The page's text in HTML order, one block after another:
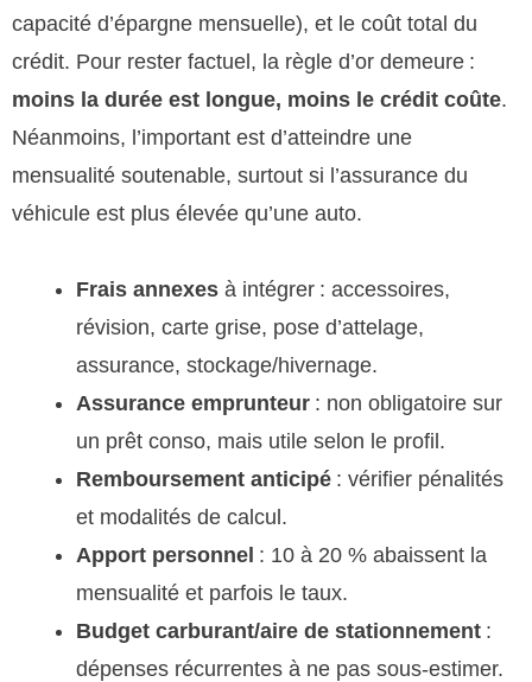
capacité d’épargne mensuelle), et le coût total du
crédit. Pour rester factuel, la règle d’or demeure :
moins la durée est longue, moins le crédit coûte.
Néanmoins, l’important est d’atteindre une
mensualité soutenable, surtout si l’assurance du
véhicule est plus élevée qu’une auto.
Frais annexes à intégrer : accessoires,
révision, carte grise, pose d’attelage,
assurance, stockage/hivernage.
Assurance emprunteur : non obligatoire sur
un prêt conso, mais utile selon le profil.
Remboursement anticipé : vérifier pénalités
et modalités de calcul.
Apport personnel : 10 à 20 % abaissent la
mensualité et parfois le taux.
Budget carburant/aire de stationnement :
dépenses récurrentes à ne pas sous-estimer.